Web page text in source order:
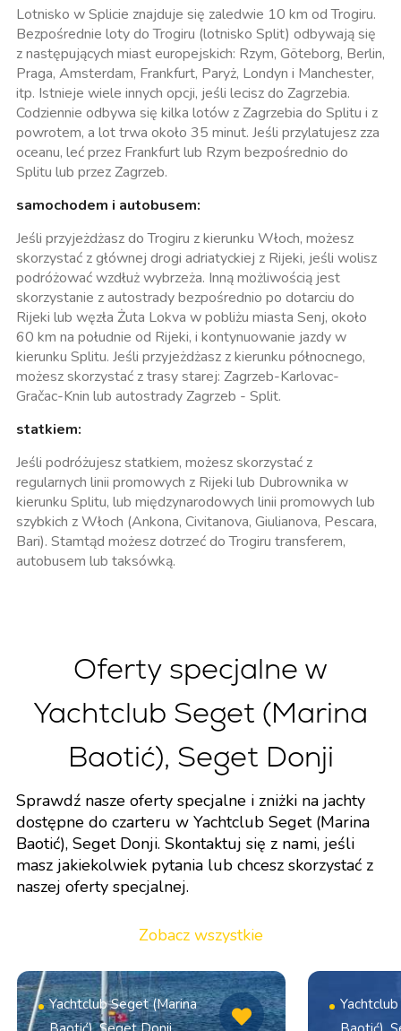
Lotnisko w Splicie znajduje się zaledwie 10 km od Trogiru.
Bezpośrednie loty do Trogiru (lotnisko Split) odbywają się
z następujących miast europejskich: Rzym, Göteborg, Berlin,
Praga, Amsterdam, Frankfurt, Paryż, Londyn i Manchester,
itp. Istnieje wiele innych opcji, jeśli lecisz do Zagrzebia.
Codziennie odbywa się kilka lotów z Zagrzebia do Splitu i z
powrotem, a lot trwa około 35 minut. Jeśli przylatujesz zza
oceanu, leć przez Frankfurt lub Rzym bezpośrednio do
Splitu lub przez Zagrzeb.
samochodem i autobusem:
Jeśli przyjeżdżasz do Trogiru z kierunku Włoch, możesz
skorzystać z głównej drogi adriatyckiej z Rijeki, jeśli wolisz
podróżować wzdłuż wybrzeża. Inną możliwością jest
skorzystanie z autostrady bezpośrednio po dotarciu do
Rijeki lub węzła Żuta Lokva w pobliżu miasta Senj, około
60 km na południe od Rijeki, i kontynuowanie jazdy w
kierunku Splitu. Jeśli przyjeżdżasz z kierunku północnego,
możesz skorzystać z trasy starej: Zagrzeb-Karlovac-
Gračac-Knin lub autostrady Zagrzeb - Split.
statkiem:
Jeśli podróżujesz statkiem, możesz skorzystać z
regularnych linii promowych z Rijeki lub Dubrownika w
kierunku Splitu, lub międzynarodowych linii promowych lub
szybkich z Włoch (Ankona, Civitanova, Giulianova, Pescara,
Bari). Stamtąd możesz dotrzeć do Trogiru transferem,
autobusem lub taksówką.
Oferty specjalne w
Yachtclub Seget (Marina
Baotić), Seget Donji
Sprawdź nasze oferty specjalne i zniżki na jachty
dostępne do czarteru w Yachtclub Seget (Marina
Baotić), Seget Donji. Skontaktuj się z nami, jeśli
masz jakiekolwiek pytania lub chcesz skorzystać z
naszej oferty specjalnej.
Zobacz wszystkie
Yachtclub Seget (Marina